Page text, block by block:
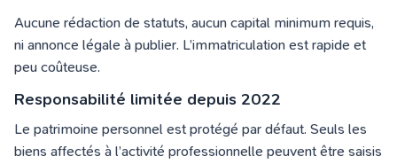
Aucune rédaction de statuts, aucun capital minimum requis,
ni annonce légale à publier. L’immatriculation est rapide et
peu coûteuse.
Responsabilité limitée depuis 2022
Le patrimoine personnel est protégé par défaut. Seuls les
biens affectés à l’activité professionnelle peuvent être saisis